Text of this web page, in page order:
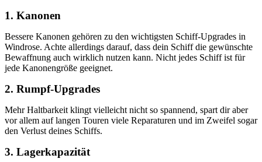
1. Kanonen
Bessere Kanonen gehören zu den wichtigsten Schiff-Upgrades in
Windrose. Achte allerdings darauf, dass dein Schiff die gewünschte
Bewaffnung auch wirklich nutzen kann. Nicht jedes Schiff ist für
jede Kanonengröße geeignet.
2. Rumpf-Upgrades
Mehr Haltbarkeit klingt vielleicht nicht so spannend, spart dir aber
vor allem auf langen Touren viele Reparaturen und im Zweifel sogar
den Verlust deines Schiffs.
3. Lagerkapazität